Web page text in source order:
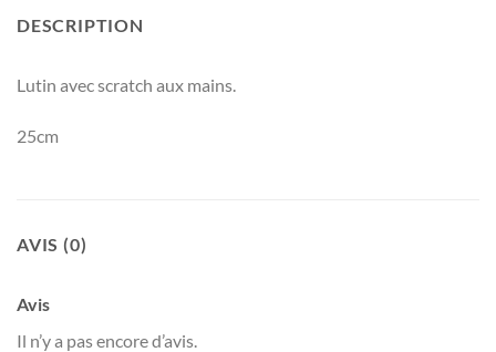
DESCRIPTION
Lutin avec scratch aux mains.
25cm
AVIS (0)
Avis
Il n’y a pas encore d’avis.